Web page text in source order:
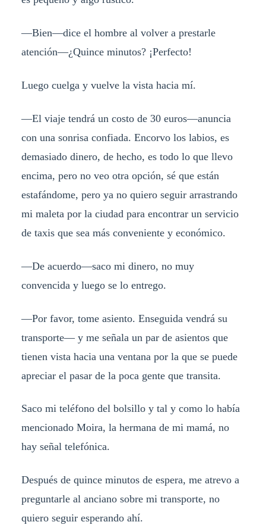
—Bien—dice el hombre al volver a prestarle
atención—¿Quince minutos? ¡Perfecto!
Luego cuelga y vuelve la vista hacia mí.
—El viaje tendrá un costo de 30 euros—anuncia
con una sonrisa confiada. Encorvo los labios, es
demasiado dinero, de hecho, es todo lo que llevo
encima, pero no veo otra opción, sé que están
estafándome, pero ya no quiero seguir arrastrando
mi maleta por la ciudad para encontrar un servicio
de taxis que sea más conveniente y económico.
—De acuerdo—saco mi dinero, no muy
convencida y luego se lo entrego.
—Por favor, tome asiento. Enseguida vendrá su
transporte— y me señala un par de asientos que
tienen vista hacia una ventana por la que se puede
apreciar el pasar de la poca gente que transita.
Saco mi teléfono del bolsillo y tal y como lo había
mencionado Moira, la hermana de mi mamá, no
hay señal telefónica.
Después de quince minutos de espera, me atrevo a
preguntarle al anciano sobre mi transporte, no
quiero seguir esperando ahí.